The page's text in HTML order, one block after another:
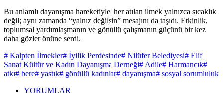
Bu anlamlı dayanışma hareketiyle, her atılan ilmek yalnızca sıcaklık
değil; aynı zamanda “yalnız değilsin” mesajını da taşıdı. Etkinlik,
toplumsal yardımlaşmanın ve gönüllü çalışmanın güçünü bir kez
daha gözler önüne serdi.
# Kalpten İlmekler# İyilik Perdesinde# Nilüfer Belediyesi# Elif
Sanat Kültür ve Kadın Dayanışma Derneği# Adile# Harmancık#
atkı# bere# yastık# gönüllü kadınlar# dayanışma# sosyal sorumluluk
YORUMLAR